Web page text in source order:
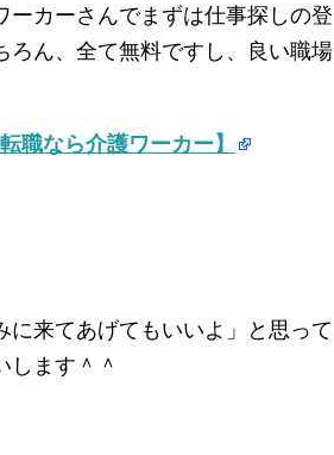
カーさんでまずは仕事探しの登
ろん、全て無料ですし、良い職場
職なら介護ワーカー】
来てあげてもいいよ」と思って
します＾＾